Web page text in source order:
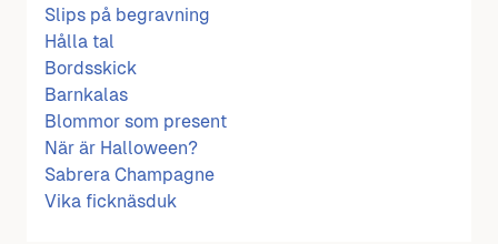
Slips på begravning
Hålla tal
Bordsskick
Barnkalas
Blommor som present
När är Halloween?
Sabrera Champagne
Vika ficknäsduk